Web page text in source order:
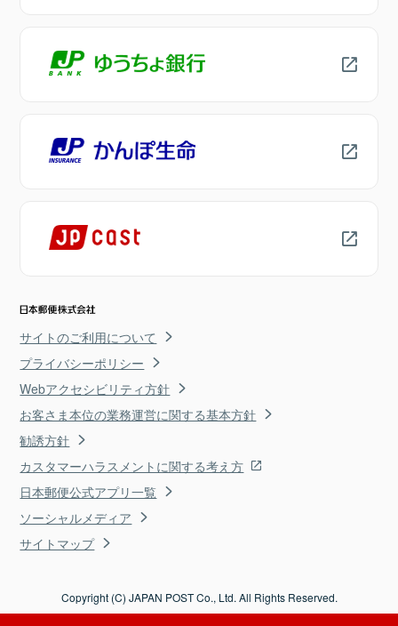
サイトのご利用について
プライバシーポリシー
Webアクセシビリティ方針
お客さま本位の業務運営に関する基本方針
勧誘方針
カスタマーハラスメントに関する考え方
日本郵便公式アプリ一覧
ソーシャルメディア
サイトマップ
Copyright (C) JAPAN POST Co., Ltd. All Rights Reserved.